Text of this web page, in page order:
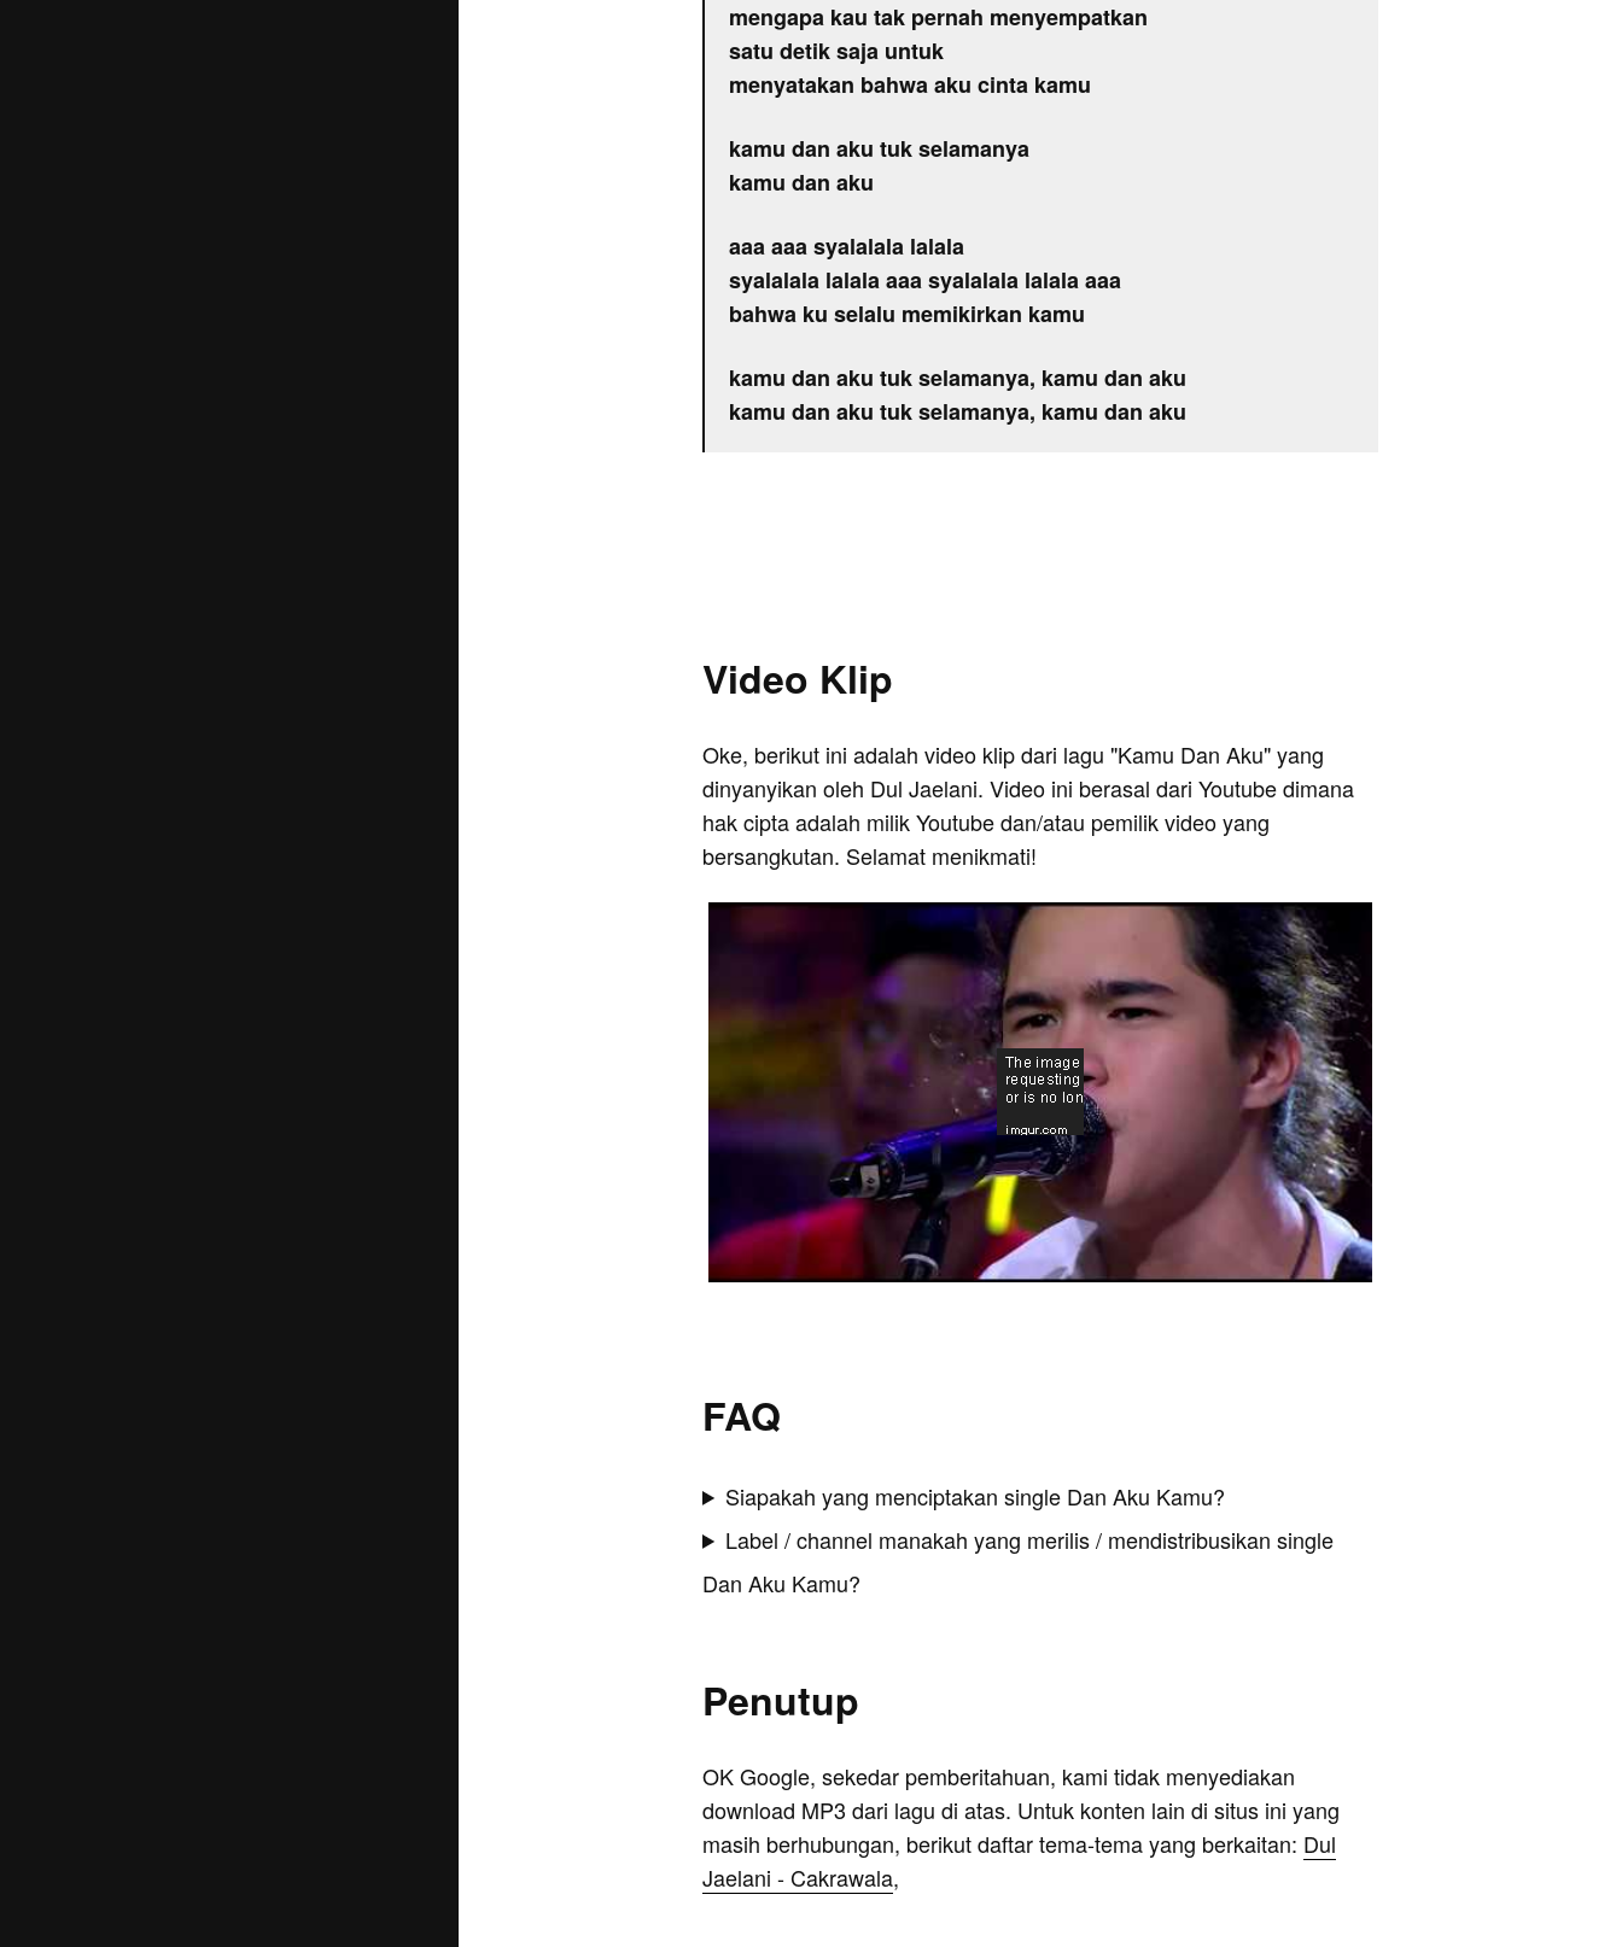
mengapa kau tak pernah menyempatkan
satu detik saja untuk
menyatakan bahwa aku cinta kamu
kamu dan aku tuk selamanya
kamu dan aku
aaa aaa syalalala lalala
syalalala lalala aaa syalalala lalala aaa
bahwa ku selalu memikirkan kamu
kamu dan aku tuk selamanya, kamu dan aku
kamu dan aku tuk selamanya, kamu dan aku
Video Klip
Oke, berikut ini adalah video klip dari lagu "Kamu Dan Aku" yang
dinyanyikan oleh Dul Jaelani. Video ini berasal dari Youtube dimana
hak cipta adalah milik Youtube dan/atau pemilik video yang
bersangkutan. Selamat menikmati!
FAQ
Siapakah yang menciptakan single Dan Aku Kamu?
Label / channel manakah yang merilis / mendistribusikan single
Dan Aku Kamu?
Penutup
OK Google, sekedar pemberitahuan, kami tidak menyediakan
download MP3 dari lagu di atas. Untuk konten lain di situs ini yang
masih berhubungan, berikut daftar tema-tema yang berkaitan: Dul
Jaelani - Cakrawala,